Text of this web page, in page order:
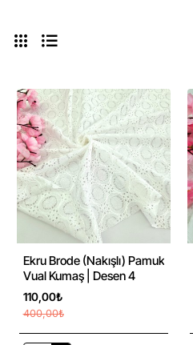
-73%
Ekru Brode (Nakışlı) Pamuk
Vual Kumaş | Desen 4
110,00₺
400,00₺